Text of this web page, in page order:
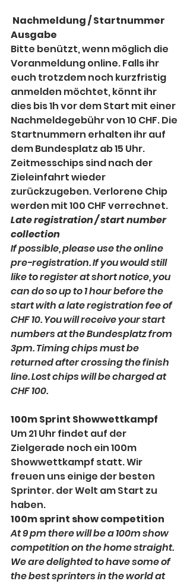
Nachmeldung / Startnummer
Ausgabe
Bitte benützt, wenn möglich die
Voranmeldung online. Falls ihr
euch trotzdem noch kurzfristig
anmelden möchtet, könnt ihr
dies bis 1h vor dem Start mit einer
Nachmeldegebühr von 10 CHF. Die
Startnummern erhalten ihr auf
dem Bundesplatz ab 15 Uhr.
Zeitmesschips sind nach der
Zieleinfahrt wieder
zurückzugeben. Verlorene Chip
werden mit 100 CHF verrechnet.
Late registration / start number
collection
If possible, please use the online
pre-registration. If you would still
like to register at short notice, you
can do so up to 1 hour before the
start with a late registration fee of
CHF 10. You will receive your start
numbers at the Bundesplatz from
3pm. Timing chips must be
returned after crossing the finish
line. Lost chips will be charged at
CHF 100.
100m Sprint Showwettkampf
Um 21 Uhr findet auf der
Zielgerade noch ein 100m
Showwettkampf statt. Wir
freuen uns einige der besten
Sprinter. der Welt am Start zu
haben.
100m sprint show competition
At 9 pm there will be a 100m show
competition on the home straight.
We are delighted to have some of
the best sprinters in the world at